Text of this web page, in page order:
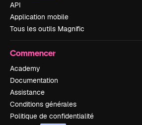
API
Application mobile
Tous les outils Magnific
Commencer
Academy
Documentation
Assistance
Conditions générales
Politique de confidentialité